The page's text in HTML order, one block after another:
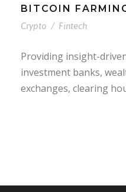
BITCOIN
Crypto / Fintech
Providing insight-
investment banks,
exchanges, clearing